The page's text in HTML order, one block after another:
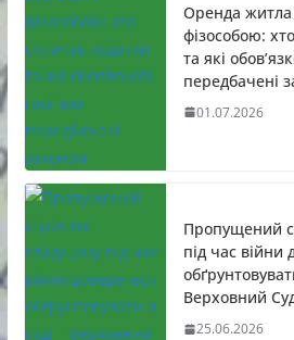
Оренда
фізособою:
та які
передбачені
01.07.2026
Пропущений
під час війни
Верховний
25.06.2026